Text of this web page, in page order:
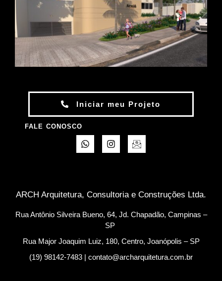
Iniciar meu Projeto
FALE CONOSCO
ARCH Arquitetura, Consultoria e Construções Ltda.
Rua Antônio Silveira Bueno, 64, Jd. Chapadão, Campinas –
SP
Rua Major Joaquim Luiz, 180, Centro, Joanópolis – SP
(19) 98142-7483 | contato@archarquitetura.com.br